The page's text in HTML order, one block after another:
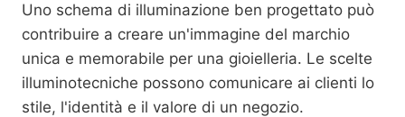
Uno schema di illuminazione ben progettato può
contribuire a creare un'immagine del marchio
unica e memorabile per una gioielleria. Le scelte
illuminotecniche possono comunicare ai clienti lo
stile, l'identità e il valore di un negozio.